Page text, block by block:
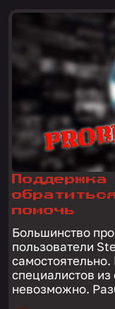
помочь
Большинство
пользователи
специалистов
невозможно.